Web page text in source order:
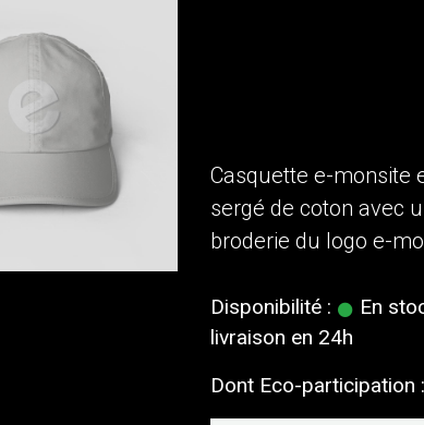
Casquette e-monsite
sergé de coton avec
broderie du logo e-
Disponibilité :
En
livraison en 24h
Dont Eco-participation